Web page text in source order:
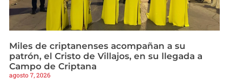
Miles de criptanenses acompañan a su
patrón, el Cristo de Villajos, en su llegada a
Campo de Criptana
agosto 7, 2026